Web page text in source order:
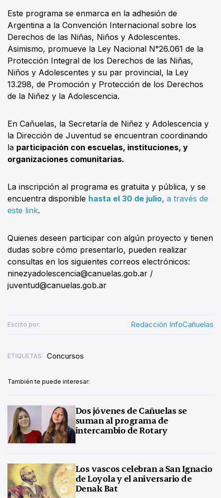
Este programa se enmarca en la adhesión de
Argentina a la Convención Internacional sobre los
Derechos de las Niñas, Niños y Adolescentes.
Asimismo, promueve la Ley Nacional N°26.061 de la
Protección Integral de los Derechos de las Niñas,
Niños y Adolescentes y su par provincial, la Ley
13.298, de Promoción y Protección de los Derechos
de la Niñez y la Adolescencia.
En Cañuelas, la Secretaría de Niñez y Adolescencia y
la Dirección de Juventud se encuentran coordinando
la participación con escuelas, instituciones, y
organizaciones comunitarias.
La inscripción al programa es gratuita y pública, y se
encuentra disponible hasta el 30 de julio, a través de
este link.
Quienes deseen participar con algún proyecto y tienen
dudas sobre cómo presentarlo, pueden realizar
consultas en los siguientes correos electrónicos:
ninezyadolescencia@canuelas.gob.ar /
juventud@canuelas.gob.ar
Escrito por: Redacción InfoCañuelas
ETIQUETAS: Concursos
También te puede interesar:
Dos jóvenes de Cañuelas se
suman al programa de
intercambio de Rotary
Los vascos celebran a San Ignacio
de Loyola y el aniversario de
Denak Bat